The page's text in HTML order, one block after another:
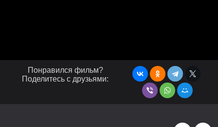
Понравился фильм?
Поделитесь с друзьями: